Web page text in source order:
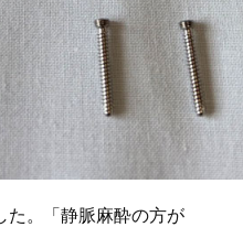
た。「静脈麻酔の方が